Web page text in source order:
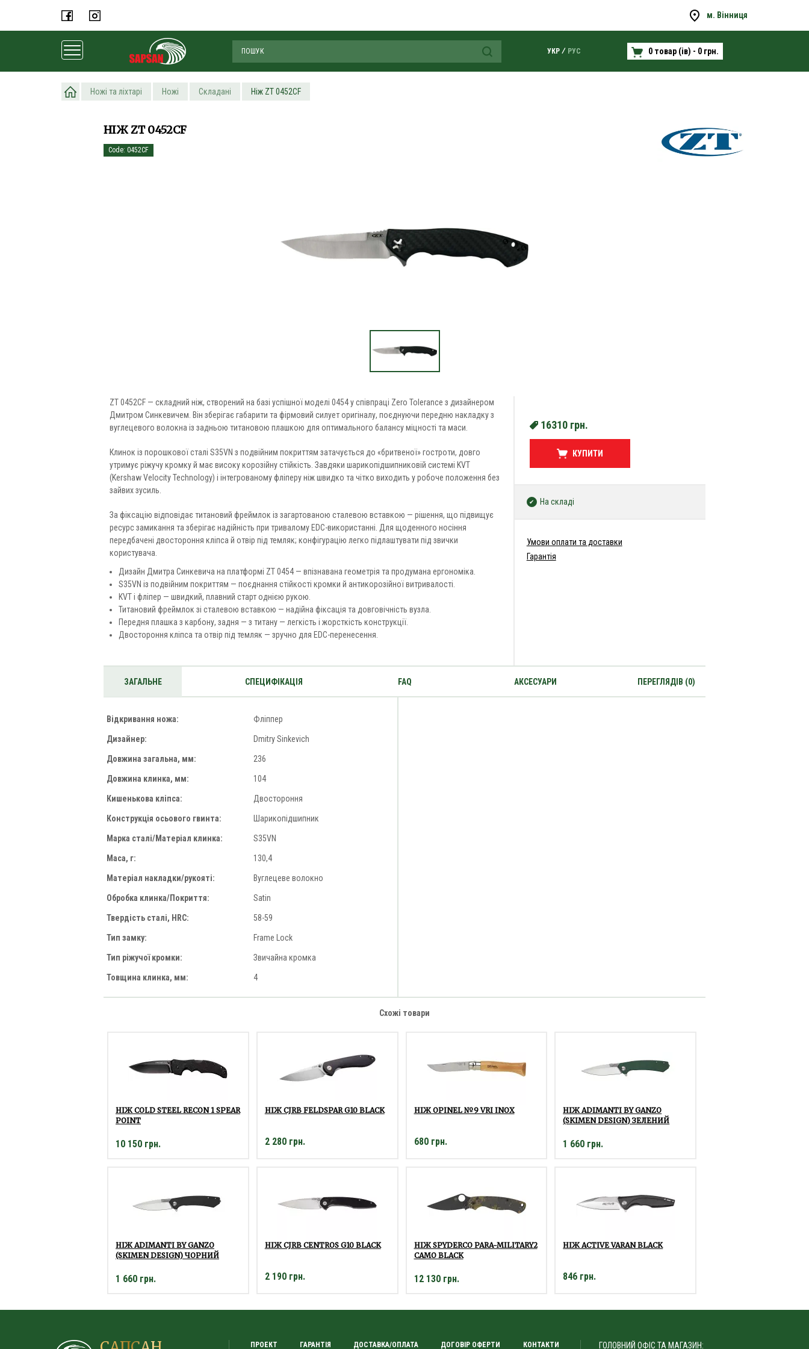
м. Вінниця
УКР РУС 0 товар (ів) - 0 грн.
Ножі та ліхтарі Ножі Складані Ніж ZT 0452CF
НІЖ ZT 0452CF
Code: 0452CF
ZT 0452CF — складний ніж, створений на базі успішної моделі 0454 у співпраці Zero Tolerance з дизайнером
Дмитром Синкевичем. Він зберігає габарити та фірмовий силует оригіналу, поєднуючи передню накладку з
вуглецевого волокна із задньою титановою плашкою для оптимального балансу міцності та маси.
Клинок із порошкової сталі S35VN з подвійним покриттям затачується до «бритвеної» гостроти, довго
утримує ріжучу кромку й має високу корозійну стійкість. Завдяки шарикопідшипниковій системі KVT
(Kershaw Velocity Technology) і інтегрованому фліперу ніж швидко та чітко виходить у робоче положення без
зайвих зусиль.
За фіксацію відповідає титановий фреймлок із загартованою сталевою вставкою — рішення, що підвищує
ресурс замикання та зберігає надійність при тривалому EDC-використанні. Для щоденного носіння
передбачені двостороння кліпса й отвір під темляк; конфігурацію легко підлаштувати під звички
користувача.
Дизайн Дмитра Синкевича на платформі ZT 0454 — впізнавана геометрія та продумана ергономіка.
S35VN із подвійним покриттям — поєднання стійкості кромки й антикорозійної витривалості.
KVT і фліпер — швидкий, плавний старт однією рукою.
Титановий фреймлок зі сталевою вставкою — надійна фіксація та довговічність вузла.
Передня плашка з карбону, задня — з титану — легкість і жорсткість конструкції.
Двостороння кліпса та отвір під темляк — зручно для EDC-перенесення.
16310 грн.
КУПИТИ
На складі
Умови оплати та доставки
Гарантія
ЗАГАЛЬНЕ СПЕЦИФІКАЦІЯ FAQ АКСЕСУАРИ ПЕРЕГЛЯДІВ (0)
Відкривання ножа: Фліппер
Дизайнер: Dmitry Sinkevich
Довжина загальна, мм: 236
Довжина клинка, мм: 104
Кишенькова кліпса: Двостороння
Конструкція осьового гвинта: Шарикопідшипник
Марка сталі/Матеріал клинка: S35VN
Маса, г: 130,4
Матеріал накладки/рукояті: Вуглецеве волокно
Обробка клинка/Покриття: Satin
Твердість сталі, HRC: 58-59
Тип замку: Frame Lock
Тип ріжучої кромки: Звичайна кромка
Товщина клинка, мм: 4
Схожі товари
НІЖ COLD STEEL RECON 1 SPEAR
POINT
10 150 грн.
НІЖ CJRB FELDSPAR G10 BLACK
2 280 грн.
НІЖ OPINEL №9 VRI INOX
680 грн.
НІЖ ADIMANTI BY GANZO
(SKIMEN DESIGN) ЗЕЛЕНИЙ
1 660 грн.
НІЖ ADIMANTI BY GANZO
(SKIMEN DESIGN) ЧОРНИЙ
1 660 грн.
НІЖ CJRB CENTROS G10 BLACK
2 190 грн.
НІЖ SPYDERCO PARA-MILITARY2
CAMO BLACK
12 130 грн.
НІЖ ACTIVE VARAN BLACK
846 грн.
ПРОЕКТ ГАРАНТІЯ ДОСТАВКА/ОПЛАТА ДОГОВІР ОФЕРТИ КОНТАКТИ ГОЛОВНИЙ ОФІС ТА МАГАЗИН: